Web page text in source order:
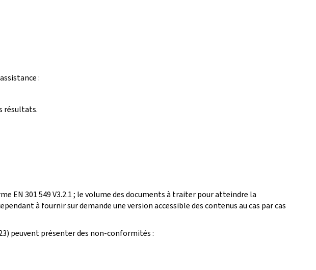
:
résultats.
EN 301 549 V3.2.1 ; le volume des documents à traiter pour atteindre la
à fournir sur demande une version accessible des contenus au cas par cas
peuvent présenter des non-conformités :